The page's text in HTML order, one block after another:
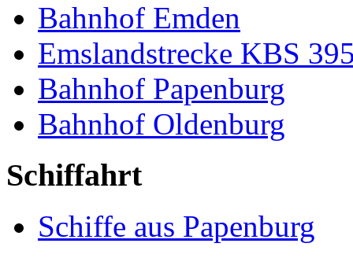
Bahnhof Emden
Emslandstrecke KBS
Bahnhof Papenburg
Bahnhof Oldenburg
Schiffahrt
Schiffe aus Papenburg